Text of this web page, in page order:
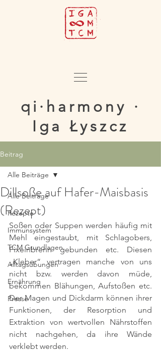
qi·harmony ·
Iga Łyszcz
Beitrag
Alle Beiträge
Rezepte
Immunsystem
TCM Grundlagen
Alltagsübungen
Ernährung
Presse
Alle Beiträge
Dillsoße auf Hafer-Maisbasis
(Rezept)
Soßen oder Suppen werden häufig mit
Mehl eingestaubt, mit Schlagobers,
Fixeinbrenn gebunden etc. Diesen
„Kleber“ vertragen manche von uns
nicht bzw. werden davon müde,
bekommen Blähungen, Aufstoßen etc.
Der Magen und Dickdarm können ihrer
Funktionen, der Resorption und
Extraktion von wertvollen Nährstoffen
nicht nachgehen, da ihre Wände
verklebt werden.